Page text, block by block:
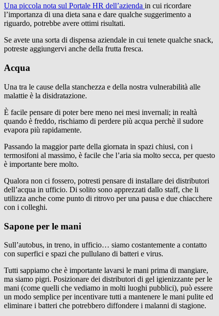
Una piccola nota sul Portale HR dell’azienda in cui ricordare
l’importanza di una dieta sana e dare qualche suggerimento a
riguardo, potrebbe avere ottimi risultati.
Se avete una sorta di dispensa aziendale in cui tenete qualche snack,
potreste aggiungervi anche della frutta fresca.
Acqua
Una tra le cause della stanchezza e della nostra vulnerabilità alle
malattie è la disidratazione.
È facile pensare di poter bere meno nei mesi invernali; in realtà
quando è freddo, rischiamo di perdere più acqua perchè il sudore
evapora più rapidamente.
Passando la maggior parte della giornata in spazi chiusi, con i
termosifoni al massimo, è facile che l’aria sia molto secca, per questo
è importante bere molto.
Qualora non ci fossero, potresti pensare di installare dei distributori
dell’acqua in ufficio. Di solito sono apprezzati dallo staff, che li
utilizza anche come punto di ritrovo per una pausa e due chiacchere
con i colleghi.
Sapone per le mani
Sull’autobus, in treno, in ufficio… siamo costantemente a contatto
con superfici e spazi che pullulano di batteri e virus.
Tutti sappiamo che è importante lavarsi le mani prima di mangiare,
ma siamo pigri. Posizionare dei distributori di gel igienizzante per le
mani (come quelli che vediamo in molti luoghi pubblici), può essere
un modo semplice per incentivare tutti a mantenere le mani pulite ed
eliminare i batteri che potrebbero diffondere i malanni di stagione.